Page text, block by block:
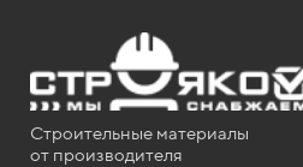
Строительные материалы
от производителя